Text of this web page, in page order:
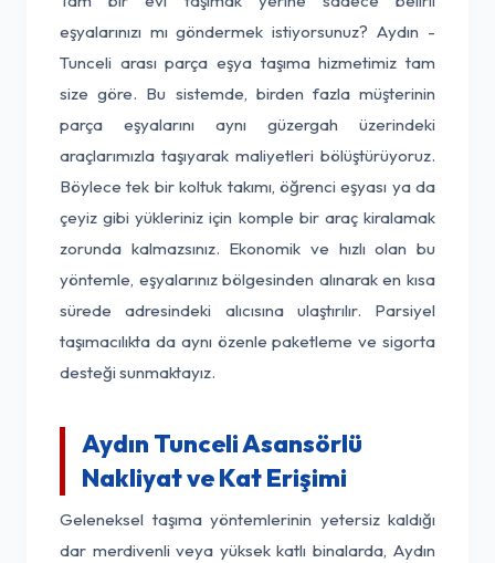
eşyalarınızı mı göndermek istiyorsunuz? Aydın -
Tunceli arası parça eşya taşıma hizmetimiz tam
size göre. Bu sistemde, birden fazla müşterinin
parça eşyalarını aynı güzergah üzerindeki
araçlarımızla taşıyarak maliyetleri bölüştürüyoruz.
Böylece tek bir koltuk takımı, öğrenci eşyası ya da
çeyiz gibi yükleriniz için komple bir araç kiralamak
zorunda kalmazsınız. Ekonomik ve hızlı olan bu
yöntemle, eşyalarınız bölgesinden alınarak en kısa
sürede adresindeki alıcısına ulaştırılır. Parsiyel
taşımacılıkta da aynı özenle paketleme ve sigorta
desteği sunmaktayız.
Aydın Tunceli Asansörlü
Nakliyat ve Kat Erişimi
Geleneksel taşıma yöntemlerinin yetersiz kaldığı
dar merdivenli veya yüksek katlı binalarda, Aydın